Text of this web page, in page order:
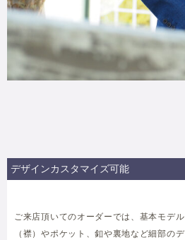
デザインカスタマイズ可能
ご来店頂いてのオーダーでは、基本モデ
（襟）やポケット、釦や裏地など細部の